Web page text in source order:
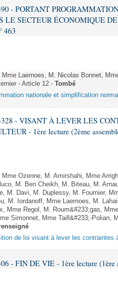
- PORTANT
LE SECTEUR ÉCONOMIQUE
463
Mme Laernoes, M. Nicolas Bonnet,
- Article 12 - Tombé
nationale et simplification
- VISANT À LEVER LES
- 1ère lecture (2ème
Mme Ozenne, M. Amirshahi, Mme
M. Ben Cheikh, M. Biteau, M.
M. Davi, M. Duplessy, M. Fournier,
M. Iordanoff, Mme Laernoes, M.
Mme Regol, M. Roum&#233;gas,
Simonnet, Mme Taill&#233;-Polian,
de loi visant à lever les contraintes
- FIN DE VIE - 1ère lecture (1ère